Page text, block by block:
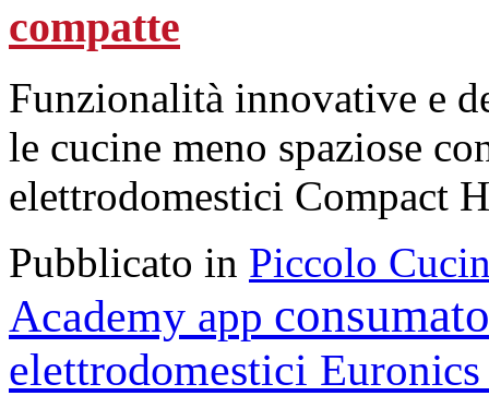
compatte
Funzionalità innovative e
le cucine meno spaziose
elettrodomestici Compact
Pubblicato in Piccolo
Academy app
elettrodomestici